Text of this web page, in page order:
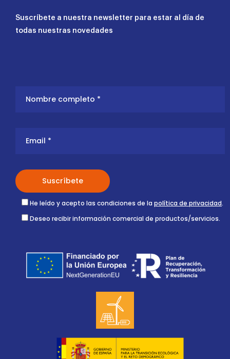
Suscríbete a nuestra newsletter para estar al día de
todas nuestras novedades
He leído y acepto las condiciones de la política de privacidad.
Deseo recibir información comercial de productos/servicios.